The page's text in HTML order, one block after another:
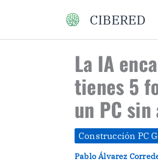
contenido
CIBERED
La IA
tienes 5
un PC
Construcción PC
Pablo Álvarez